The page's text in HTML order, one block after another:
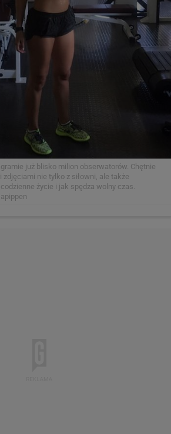
już blisko milion obserwatorów. Chętnie
nie tylko z siłowni, ale także
życie i jak spędza wolny czas.